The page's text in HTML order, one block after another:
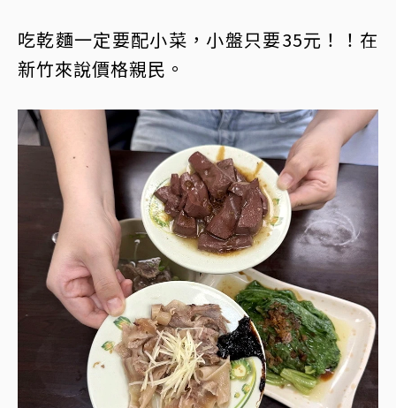
吃乾麵一定要配小菜，小盤只要35元！！在
新竹來說價格親民。